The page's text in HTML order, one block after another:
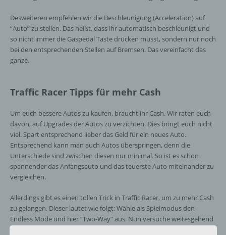
Desweiteren empfehlen wir die Beschleunigung (Acceleration) auf
“Auto” zu stellen. Das heißt, dass ihr automatisch beschleunigt und
so nicht immer die Gaspedal Taste drücken müsst, sondern nur noch
bei den entsprechenden Stellen auf Bremsen. Das vereinfacht das
ganze.
Traffic Racer Tipps für mehr Cash
Um euch bessere Autos zu kaufen, braucht ihr Cash. Wir raten euch
davon, auf Upgrades der Autos zu verzichten. Dies bringt euch nicht
viel. Spart entsprechend lieber das Geld für ein neues Auto.
Entsprechend kann man auch Autos überspringen, denn die
Unterschiede sind zwischen diesen nur minimal. So ist es schon
spannender das Anfangsauto und das teuerste Auto miteinander zu
vergleichen.
Allerdings gibt es einen tollen Trick in Traffic Racer, um zu mehr Cash
zu gelangen. Dieser lautet wie folgt: Wähle als Spielmodus den
Endless Mode und hier “Two-Way” aus. Nun versuche weitesgehend
auf der falschen Straßenseite, also links, zu fahren, wo dir die Autos